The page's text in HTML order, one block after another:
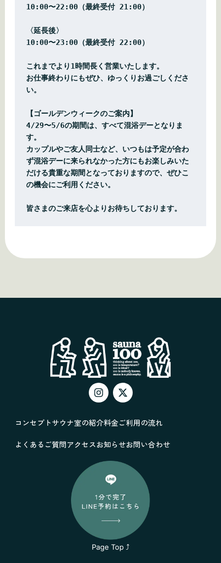
10:00〜22:00（最終受付 21:00）
〈延長後〉
10:00〜23:00（最終受付 22:00）
これまでより1時間長く営業いたします。
お仕事終わりにもぜひ、ゆっくりお過ごしくださ
い。
【ゴールデンウィークのご案内】
4/29〜5/6の期間は、すべて混浴デーとなりま
す。
カップルやご友人同士など、いつもは予定が合わ
ず混浴デーに来られなかった方にもお楽しみいた
だける貴重な期間となっておりますので、ぜひこ
の機会にご利用ください。
皆さまのご来店を心よりお待ちしております。
I
n
s
t
a
r
m
X
-
t
w
i
t
r
コンセプトサウナ室の紹介料金ご利用の流れ
よくあるご質問アクセスお知らせお問い合わせ
Page Top ⤴︎